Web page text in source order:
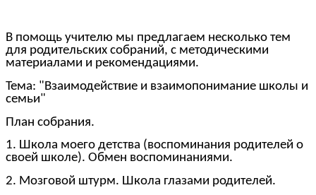
В помощь учителю мы предлагаем несколько тем
для родительских собраний, с методическими
материалами и рекомендациями.
Тема: "Взаимодействие и взаимопонимание школы и
семьи"
План собрания.
1. Школа моего детства (воспоминания родителей о
своей школе). Обмен воспоминаниями.
2. Мозговой штурм. Школа глазами родителей.